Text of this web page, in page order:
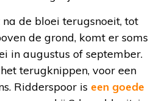
de bloei terugsnoeit, tot
de grond, komt er soms
in augustus of september.
terugknippen, voor een
Ridderspoor is een goede